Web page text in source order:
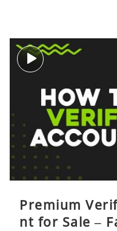
Premium
nt for Sale –